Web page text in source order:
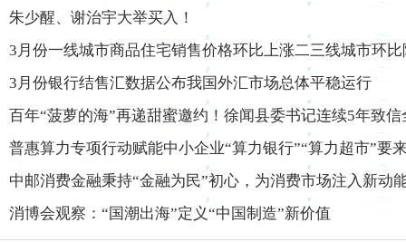
朱少醒、谢治宇大举买入！
3月份一线城市商品住宅销售价格环比上涨二三线城市环
3月份银行结售汇数据公布我国外汇市场总体平稳运行
百年“菠萝的海”再递甜蜜邀约！徐闻县委书记连续5年致
普惠算力专项行动赋能中小企业“算力银行”“算力超市”要
中邮消费金融秉持“金融为民”初心，为消费市场注入新动
消博会观察：“国潮出海”定义“中国制造”新价值